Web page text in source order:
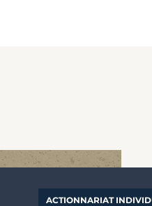
ACTIONNARIAT